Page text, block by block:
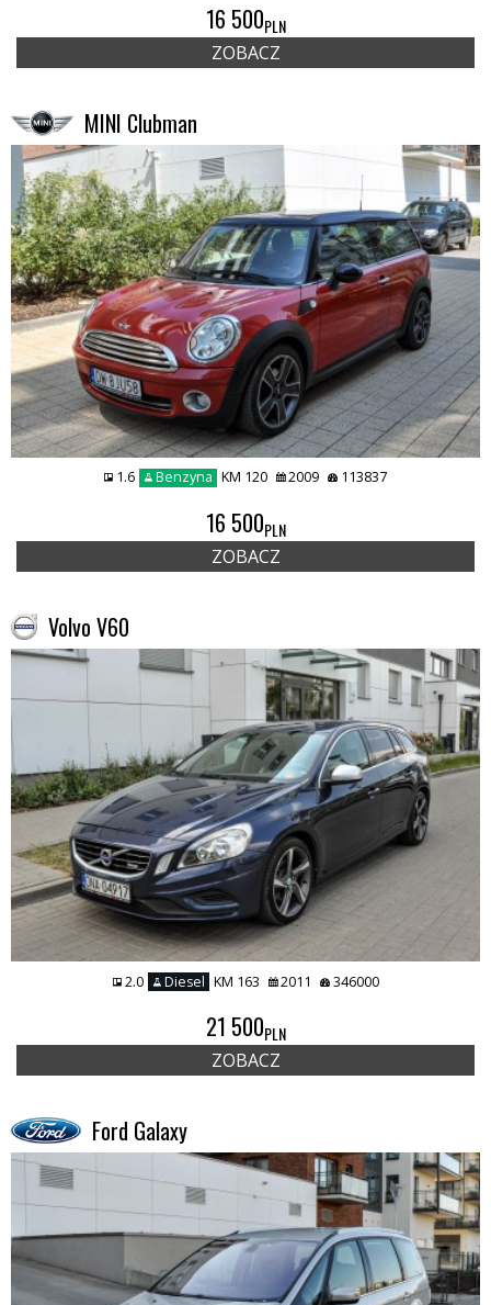
16 500PLN
ZOBACZ
MINI Clubman
1.6 Benzyna KM 120 2009 113837
16 500PLN
ZOBACZ
Volvo V60
2.0 Diesel KM 163 2011 346000
21 500PLN
ZOBACZ
Ford Galaxy